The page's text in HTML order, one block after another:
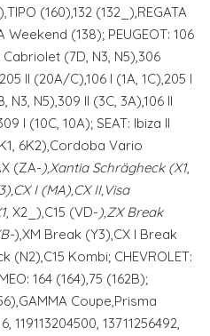
(160),132 (132_),REGATA
Weekend (138); PEUGEOT: 106
(7D, N3, N5),306
II (20A/C),106 I (1A, 1C),205 I
N5),309 II (3C, 3A),106 II
I (10C, 10A); SEAT: Ibiza II
6K2),Cordoba Vario
(ZA- ),Xantia Schrägheck (X1,
I (MA),CX II,Visa
, X2_),C15 (VD- ),ZX Break
),XM Break (Y3),CX I Break
Kombi; CHEVROLET:
164 (164),75 (162B);
Coupe,Prisma
119113204500, 13711256492,